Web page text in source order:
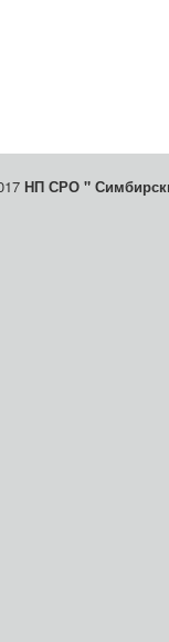
НП СРО "